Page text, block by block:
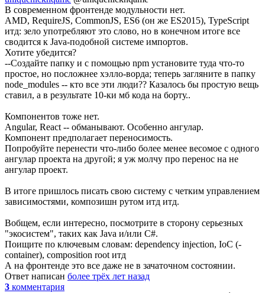
В современном фронтенде модульности нет.
AMD, RequireJS, CommonJS, ES6 (он же ES2015), TypeScript
итд: зело употребляют это слово, но в конечном итоге все
сводится к Java-подобной системе импортов.
Хотите убедится?
--Создайте папку и с помощью npm установите туда что-то
простое, но посложнее хэлло-ворда; теперь загляните в папку
node_modules -- кто все эти люди?? Казалось бы простую вещь
ставил, а в результате 10-ки мб кода на борту..
Компонентов тоже нет.
Angular, React -- обманывают. Особенно ангулар.
Компонент предполагает переносимость.
Попробуйте перенести что-либо более менее весомое с одного
ангулар проекта на другой; я уж молчу про перенос на не
ангулар проект.
В итоге пришлось писать свою систему с четким управлением
зависимостями, композишн рутом итд итд.
Вобщем, если интересно, посмотрите в сторону серьезных
"экосистем", таких как Java и/или C#.
Поищите по ключевым словам: dependency injection, IoC (-
container), composition root итд
А на фронтенде это все даже не в зачаточном состоянии.
Ответ написан более трёх лет назад
3 комментария